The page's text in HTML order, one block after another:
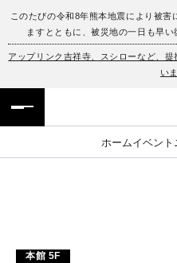
このたびの令和8年熊本地震により被
ますとともに、被災地の一日も早
アップリンク吉祥寺、スシローなど、
い
ホームイベント
フロアガイド
イベント・ポップアップ
ニュース
ENGLISH
簡体字
한국어
本館 5F